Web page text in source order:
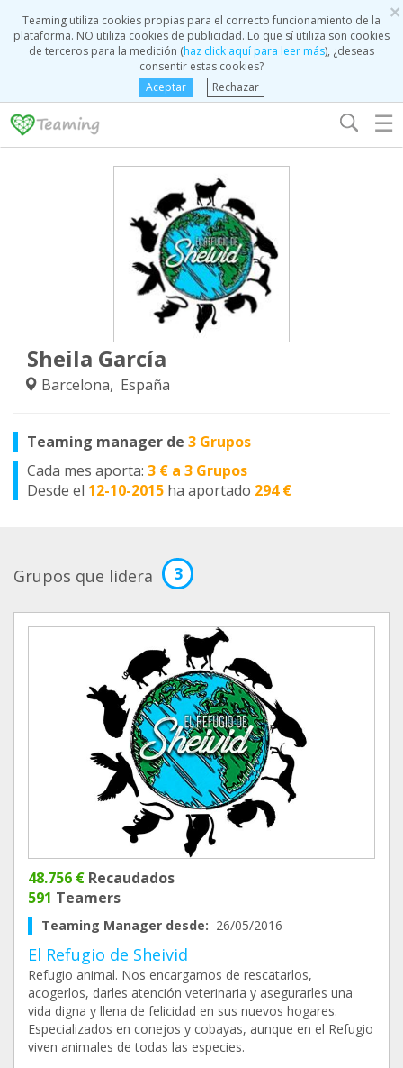
×
Teaming utiliza cookies propias para el correcto funcionamiento de la
plataforma. NO utiliza cookies de publicidad. Lo que sí utiliza son cookies
de terceros para la medición (haz click aquí para leer más), ¿deseas
consentir estas cookies?
Aceptar
Rechazar
☰
Sheila García
Barcelona, España
Teaming manager de 3 Grupos
Cada mes aporta: 3 € a 3 Grupos
Desde el 12-10-2015 ha aportado 294 €
Grupos que lidera 3
48.756 € Recaudados
591 Teamers
Teaming Manager desde: 26/05/2016
El Refugio de Sheivid
Refugio animal. Nos encargamos de rescatarlos,
acogerlos, darles atención veterinaria y asegurarles una
vida digna y llena de felicidad en sus nuevos hogares.
Especializados en conejos y cobayas, aunque en el Refugio
viven animales de todas las especies.